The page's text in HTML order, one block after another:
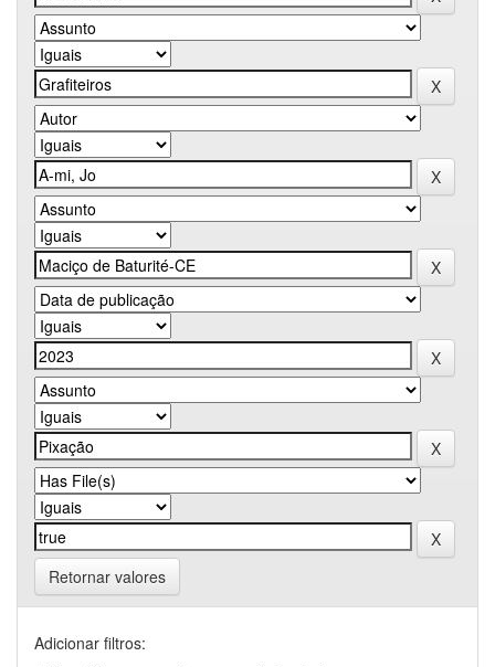
Retornar valores
Adicionar filtros: